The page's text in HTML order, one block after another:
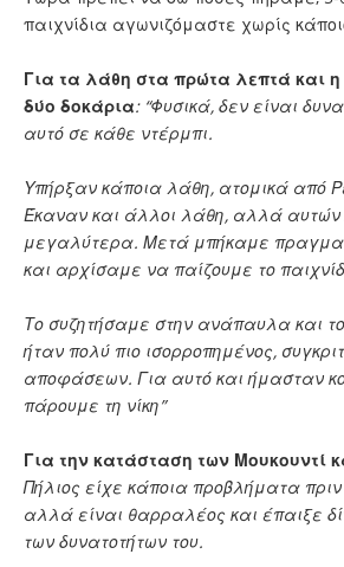
παιχνίδια αγωνιζόμαστε χωρίς
Για τα λάθη στα πρώτα λεπτά και
δύο δοκάρια: “Φυσικά, δεν είναι
αυτό σε κάθε ντέρμπι.
Υπήρξαν κάποια λάθη, ατομικά από
Έκαναν και άλλοι λάθη, αλλά αυτών
μεγαλύτερα. Μετά μπήκαμε
και αρχίσαμε να παίζουμε το
Το συζητήσαμε στην ανάπαυλα και
ήταν πολύ πιο ισορροπημένος,
αποφάσεων. Για αυτό και ήμασταν
πάρουμε τη νίκη”
Για την κατάσταση των Μουκουντί
Πήλιος είχε κάποια προβλήματα
αλλά είναι θαρραλέος και έπαιξε
των δυνατοτήτων του.